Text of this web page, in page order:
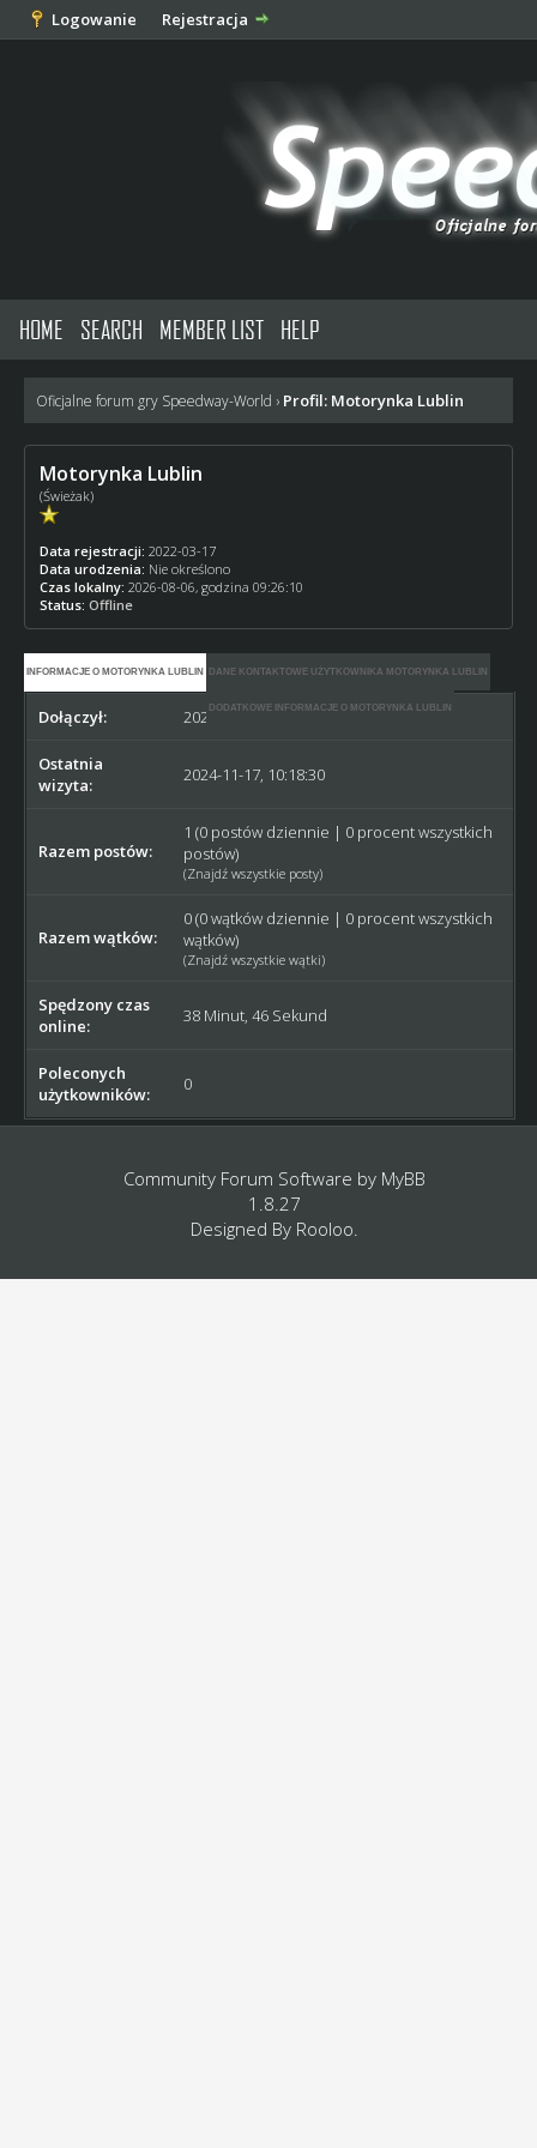
Logowanie Rejestracja
HOME SEARCH MEMBER LIST HELP
Oficjalne forum gry Speedway-World › Profil: Motorynka Lublin
Motorynka Lublin
(Świeżak)
Data rejestracji: 2022-03-17
Data urodzenia: Nie określono
Czas lokalny: 2026-08-06, godzina 09:26:10
Status: Offline
INFORMACJE O MOTORYNKA LUBLIN DANE KONTAKTOWE UŻYTKOWNIKA MOTORYNKA LUBLIN
DODATKOWE INFORMACJE O MOTORYNKA LUBLIN
Dołączył: 2022-03-17
Ostatnia
wizyta:
2024-11-17, 10:18:30
Razem postów:
1 (0 postów dziennie | 0 procent wszystkich
postów)
(Znajdź wszystkie posty)
Razem wątków:
0 (0 wątków dziennie | 0 procent wszystkich
wątków)
(Znajdź wszystkie wątki)
Spędzony czas
online:
38 Minut, 46 Sekund
Poleconych
użytkowników:
0
Community Forum Software by MyBB
1.8.27
Designed By Rooloo.